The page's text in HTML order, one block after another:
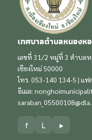
เทศบาลตำบลหนองห
เลขที่ 31/2 หมู่ที่ 3 ตำบลห
เชียงใหม่ 50000
โทร. 053-140 134-5 | แ
อีเมล:
f L ▶